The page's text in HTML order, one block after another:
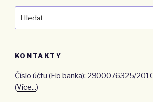
KONTAKTY
Číslo účtu (Fio banka): 2900076325/
(Více...)